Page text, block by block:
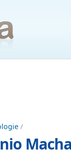
/